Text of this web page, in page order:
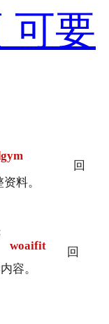
可要
回
料。
woaifit
回
容。